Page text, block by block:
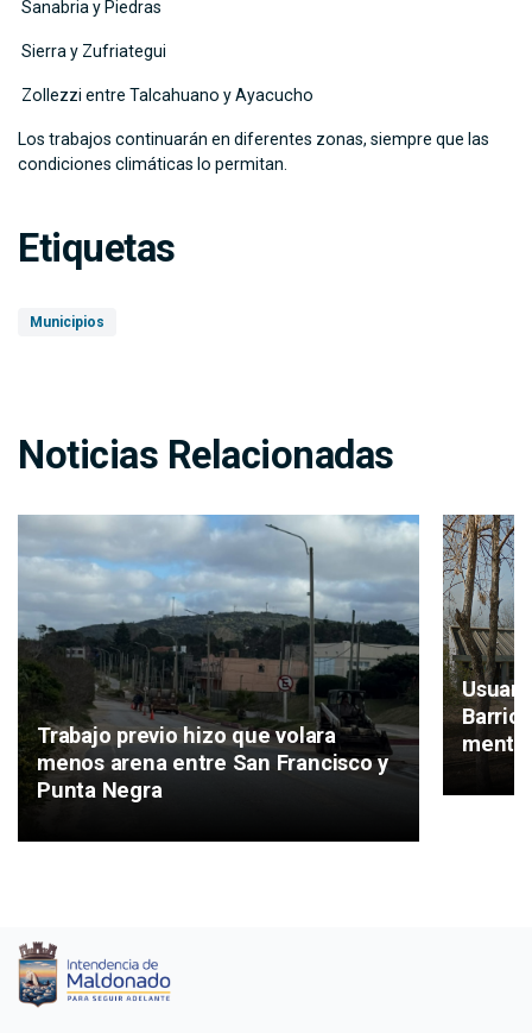
Sanabria y Piedras
Sierra y Zufriategui
Zollezzi entre Talcahuano y Ayacucho
Los trabajos continuarán en diferentes zonas, siempre que las
condiciones climáticas lo permitan.
Etiquetas
Municipios
Noticias Relacionadas
Trabajo previo hizo que volara
menos arena entre San Francisco y
Punta Negra